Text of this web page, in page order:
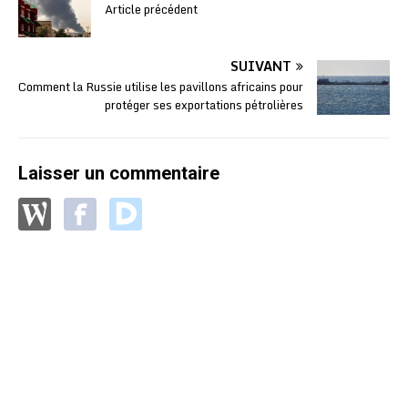
Article précédent
SUIVANT
Comment la Russie utilise les pavillons africains pour
protéger ses exportations pétrolières
Laisser un commentaire